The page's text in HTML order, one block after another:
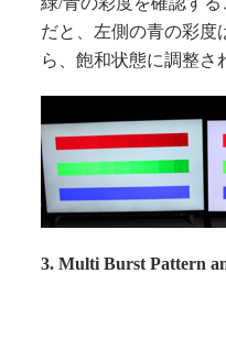
だと、左側の青の彩度
ら、飽和状態に調整さ
3. Multi Burst Pattern